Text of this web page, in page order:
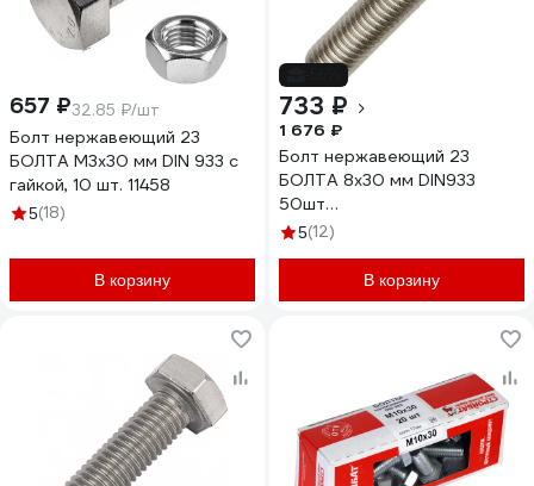
657 ₽32.85 ₽/шт
Болт нержавеющий 23
БОЛТА М3x30 мм DIN 933 с
гайкой, 10 шт. 11458
5(18)
В корзину
733 ₽
1 676 ₽
Болт нержавеющий 23
БОЛТА 8x30 мм DIN933
50шт
АС1300803092G07ф50
5(12)
В корзину